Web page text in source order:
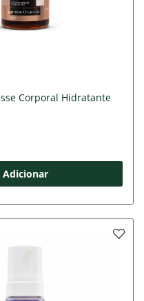
Corporal Hidratante
Adicionar